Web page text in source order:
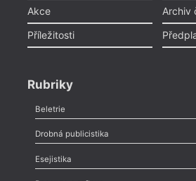
Akce
Příležitosti
Archiv
Rubriky
Beletrie
Poezie,Próza,Dokumenty
Drobná publicistika
Odlesk
Nekrolog,Glosa,Sloupek,Pozvánka,
Esejistika